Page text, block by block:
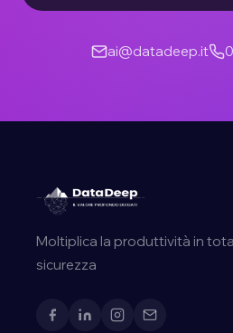
ai@datadeep.it
Moltiplica la produttività in
sicurezza